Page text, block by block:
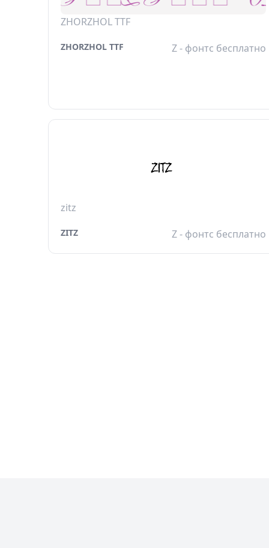
ZHORZHOL TTF
ZHORZHOL TTF Z - фонтс бесплатно
zitz
ZITZ Z - фонтс бесплатно